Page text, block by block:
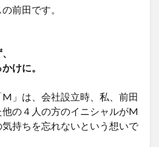
前田です。
けに。
」は、会社設立時、私、前田
の４人の方のイニシャルがM
持ちを忘れないという想いで